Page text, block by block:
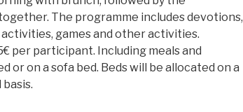
The programme includes devotions,
games and other activities.
per participant. Including meals and
or on a sofa bed. Beds will be allocated on a